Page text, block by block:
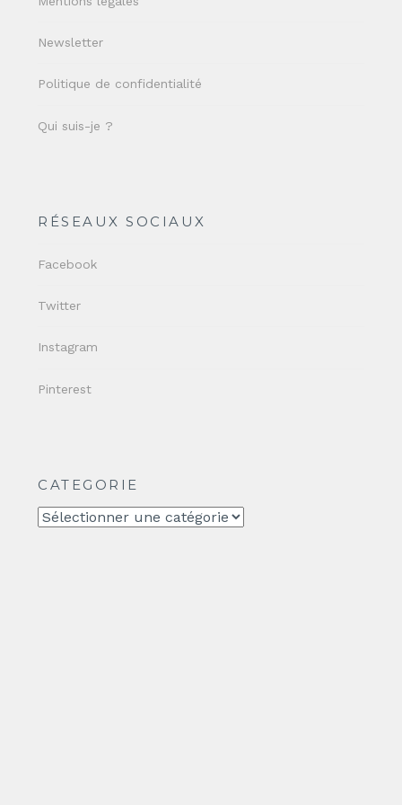
Newsletter
Politique de confidentialité
Qui suis-je ?
RÉSEAUX SOCIAUX
Facebook
Twitter
Instagram
Pinterest
CATEGORIE
CATEGORIE